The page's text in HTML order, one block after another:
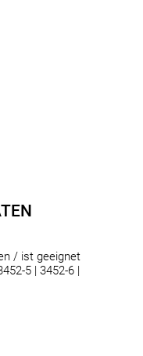
/ ist geeignet
5 | 3452-6 |